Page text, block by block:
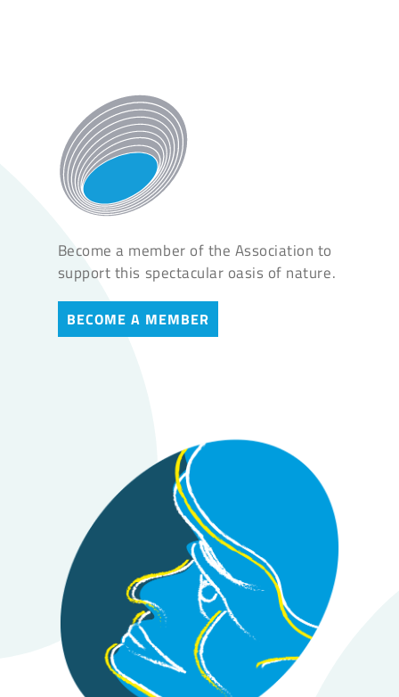
Become a member of the Association to
support this spectacular oasis of nature.
BECOME A MEMBER